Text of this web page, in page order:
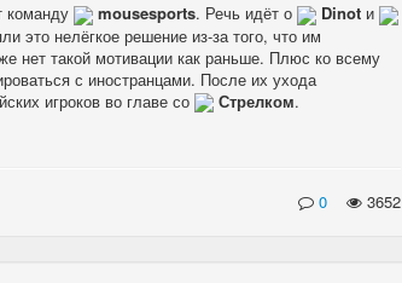
команду mousesports. Речь идёт о Dinotи
это нелёгкое решение из-за того, что им
нет такой мотивации как раньше. Плюс ко всему
с иностранцами. После их ухода
игроков во главе со
Стрелком.
0 3652